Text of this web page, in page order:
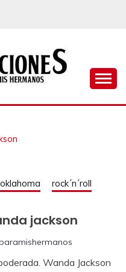
PARA
oklahoma
rock´n´roll
jackson
Wanda Jackson